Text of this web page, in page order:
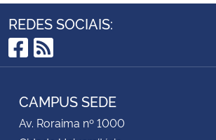
REDES SOCIAIS:
Facebook
RSS
CAMPUS SEDE
Av. Roraima nº 1000